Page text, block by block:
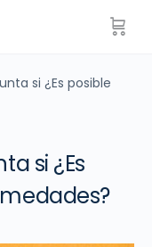
si ¿Es posible
si ¿Es